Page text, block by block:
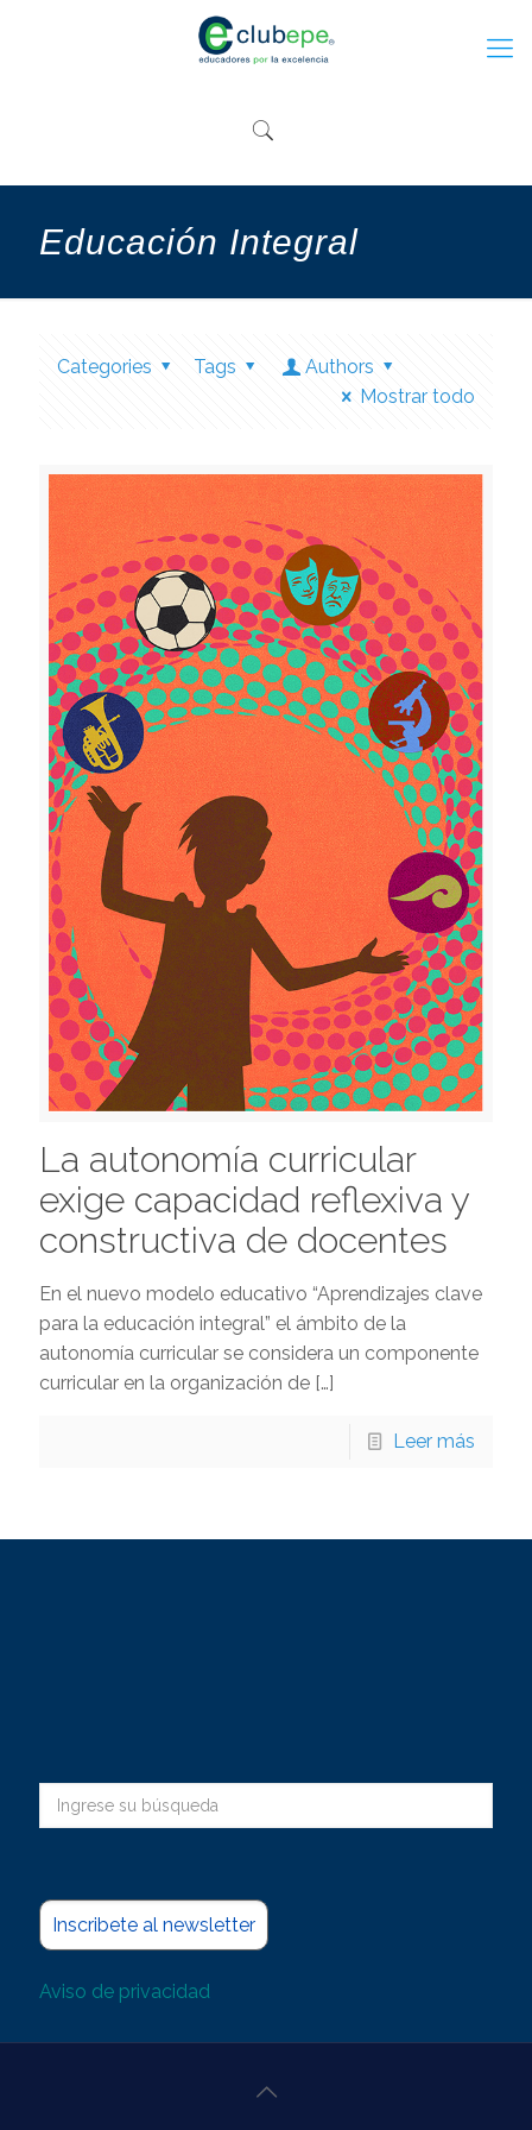
Educación Integral
Categories Tags
Authors
Mostrar todo
La autonomía curricular
exige capacidad reflexiva y
constructiva de docentes
En el nuevo modelo educativo “Aprendizajes clave
para la educación integral” el ámbito de la
autonomía curricular se considera un componente
curricular en la organización de […]
Leer más
Inscribete al newsletter
Aviso de privacidad